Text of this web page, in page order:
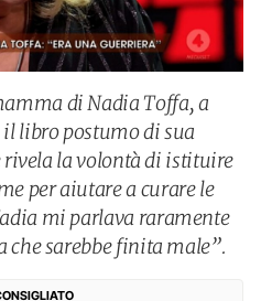
di Nadia Toffa, a
il libro postumo di sua
la volontà di istituire
per aiutare a curare le
mi parlava raramente
che sarebbe finita male”.